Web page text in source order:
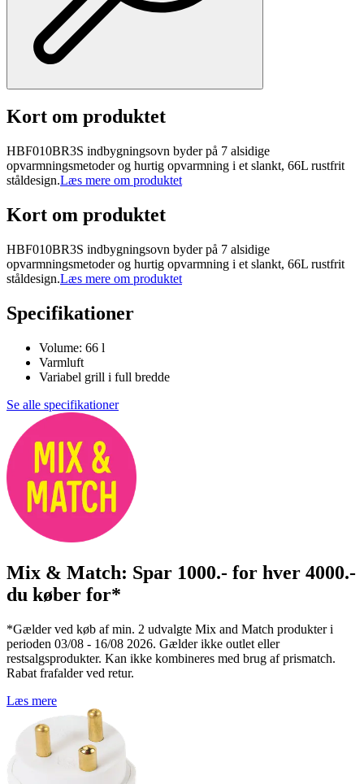
Kort om produktet
HBF010BR3S indbygningsovn byder på 7 alsidige
opvarmningsmetoder og hurtig opvarmning i et slankt, 66L rustfrit
ståldesign.Læs mere om produktet
Kort om produktet
HBF010BR3S indbygningsovn byder på 7 alsidige
opvarmningsmetoder og hurtig opvarmning i et slankt, 66L rustfrit
ståldesign.Læs mere om produktet
Specifikationer
Volume: 66 l
Varmluft
Variabel grill i full bredde
Se alle specifikationer
Mix & Match: Spar 1000.- for hver 4000.-
du køber for*
*Gælder ved køb af min. 2 udvalgte Mix and Match produkter i
perioden 03/08 - 16/08 2026. Gælder ikke outlet eller
restsalgsprodukter. Kan ikke kombineres med brug af prismatch.
Rabat frafalder ved retur.
Læs mere